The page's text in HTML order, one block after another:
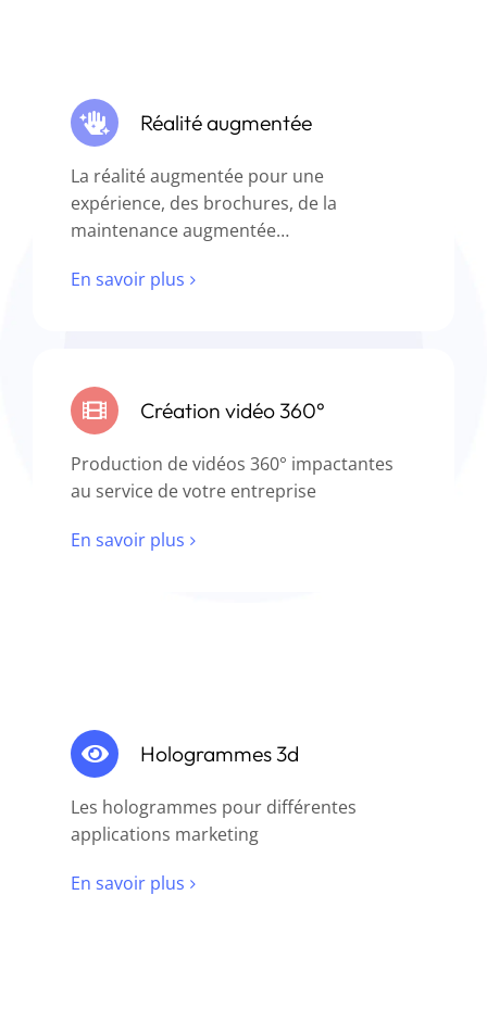
Réalité augmentée
La réalité augmentée pour une
expérience, des brochures, de la
maintenance augmentée…
En savoir plus
Création vidéo 360°
Production de vidéos 360° impactantes
au service de votre entreprise
En savoir plus
Hologrammes 3d
Les hologrammes pour différentes
applications marketing
En savoir plus